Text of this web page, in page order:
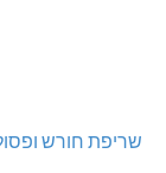
שריפת חורש